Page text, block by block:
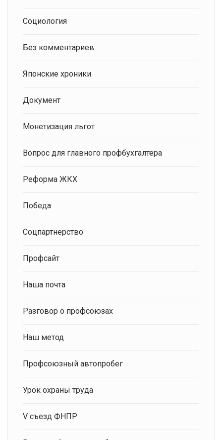
Социология
Без комментариев
Японские хроники
Документ
Монетизация льгот
Вопрос для главного профбухгалтера
Реформа ЖКХ
Победа
Соцпартнерство
Профсайт
Наша почта
Разговор о профсоюзах
Наш метод
Профсоюзный автопробег
Урок охраны труда
V съезд ФНПР